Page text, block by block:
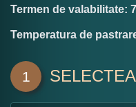
Termen de valabilitate:
Temperatura de
1